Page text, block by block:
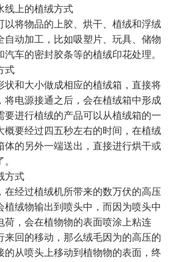
线上的植绒方式
以将物品的上胶、烘干、植绒和浮绒
自动加工，比如吸塑片、玩具、储物
车的密封胶条等的植绒印花处理。
式
状和大小做成相应的植绒箱，直接将
将电源接通之后，会在植绒箱中形成
要进行植绒的产品可以从植绒箱的一
概要经过四五秒左右的时间，在植绒
体的另外一端送出，直接进行烘干或
方式
在经过植绒机所带来的数万伏的高压
植绒物输出到喷头中，而因为喷头中
荷，会在植物物的表面喷涂上粘连
来回的移动，那么绒毛因为的高压的
的从喷头上移动到植物物的表面，终